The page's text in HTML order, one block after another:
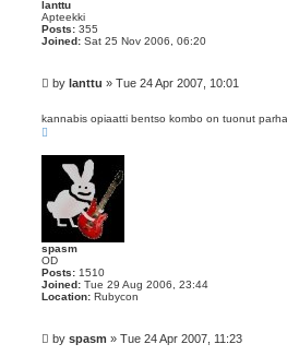
lanttu
Apteekki
Posts: 355
Joined: Sat 25 Nov 2006, 06:20
Pby lanttu » Tue 24 Apr 2007, 10:01
kannabis opiaatti bentso kombo on tuonut
p
spasm
OD
Posts: 1510
Joined: Tue 29 Aug 2006, 23:44
Location: Rubycon
Pby spasm » Tue 24 Apr 2007, 11:23